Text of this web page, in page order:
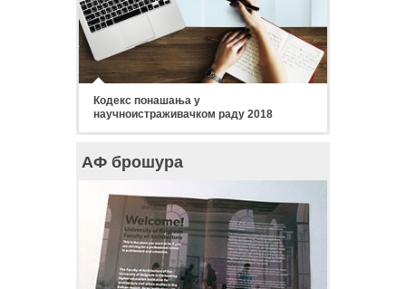
Кодекс понашања у
научноистраживачком раду 2018
АФ брошура